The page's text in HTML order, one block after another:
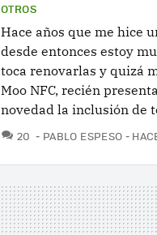
OTROS
Hace años que me hice
desde entonces estoy
toca renovarlas y quizá
Moo NFC, recién
novedad la inclusión de
20 COMENTARIOS
PABLO ESPESO